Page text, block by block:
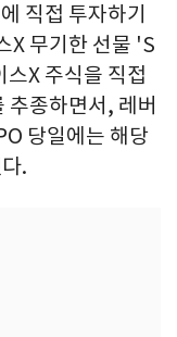
직접 투자하기
X 무기한 선물 'S
X 주식을 직접
추종하면서, 레버
당일에는 해당
.